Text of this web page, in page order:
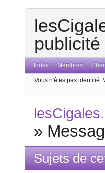
publicité
Index Membres
Vous n'êtes pas identifié.
»
Sujets de